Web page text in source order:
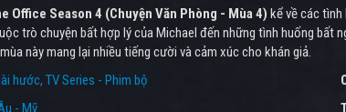
Office Season 4 (Chuyện Văn Phòng - Mùa 4) kể về các tình
trò chuyện bất hợp lý của Michael đến những tình huống bất
này mang lại nhiều tiếng cười và cảm xúc cho khán giả.
hước TV Series - Phim bộ
- Mỹ